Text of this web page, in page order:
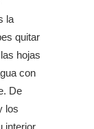
la
quitar
hojas
con
De
los
interior